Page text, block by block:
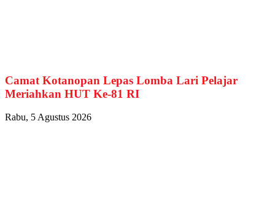
Camat Kotanopan Lepas Lomba Lari Pelajar
Meriahkan HUT Ke-81 RI
Rabu, 5 Agustus 2026